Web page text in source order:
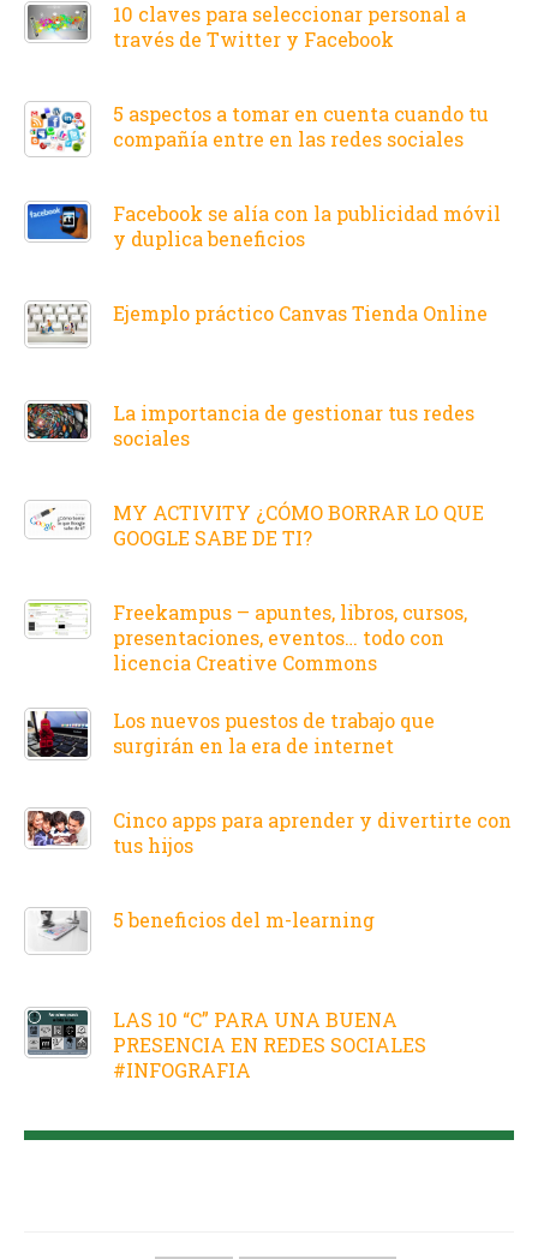
10 claves para seleccionar personal a
través de Twitter y Facebook
5 aspectos a tomar en cuenta cuando tu
compañía entre en las redes sociales
Facebook se alía con la publicidad móvil
y duplica beneficios
Ejemplo práctico Canvas Tienda Online
La importancia de gestionar tus redes
sociales
MY ACTIVITY ¿CÓMO BORRAR LO QUE
GOOGLE SABE DE TI?
Freekampus – apuntes, libros, cursos,
presentaciones, eventos… todo con
licencia Creative Commons
Los nuevos puestos de trabajo que
surgirán en la era de internet
Cinco apps para aprender y divertirte con
tus hijos
5 beneficios del m-learning
LAS 10 “C” PARA UNA BUENA
PRESENCIA EN REDES SOCIALES
#INFOGRAFIA